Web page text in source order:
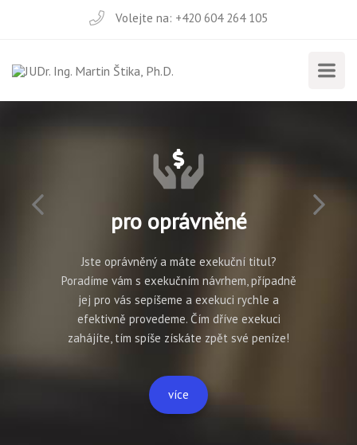
Volejte na: +420 604 264 105
pro oprávněné
Jste oprávněný a máte exekuční titul?
Poradíme vám s exekučním návrhem, případně
jej pro vás sepíšeme a exekuci rychle a
efektivně provedeme. Čím dříve exekuci
zahájíte, tím spíše získáte zpět své peníze!
více